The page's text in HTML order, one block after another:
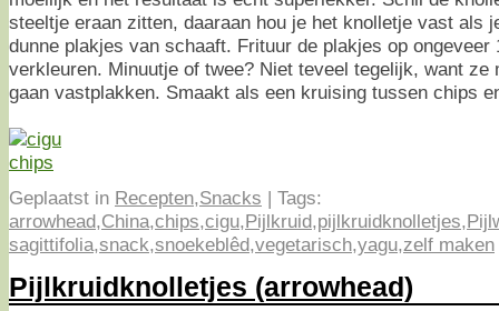
steeltje eraan zitten, daaraan hou je het knolletje vast als
dunne plakjes van schaaft. Frituur de plakjes op ongeveer
verkleuren. Minuutje of twee? Niet teveel tegelijk, want ze
gaan vastplakken. Smaakt als een kruising tussen chips
Geplaatst in Recepten,Snacks | Tags:
arrowhead,China,chips,cigu,Pijlkruid,pijlkruidknolletjes,
sagittifolia,snack,snoekeblêd,vegetarisch,yagu,zelf maken
Pijlkruidknolletjes (arrowhead)